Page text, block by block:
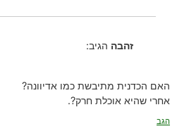
זהבה הגיב:
האם הכדנית מתיבשת כמו אדיוונה?
אחרי שהיא אוכלת חרק?.
הגב